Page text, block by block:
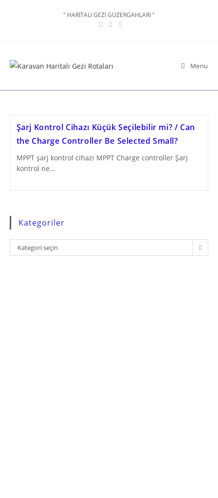
" HARİTALI GEZİ GÜZERGAHLARI "
Menu
Şarj Kontrol Cihazı Küçük Seçilebilir mi? / Can
the Charge Controller Be Selected Small?
MPPT şarj kontrol cihazı MPPT Charge controller Şarj
kontrol ne…
Kategoriler
Kategoriler
Kategori seçin